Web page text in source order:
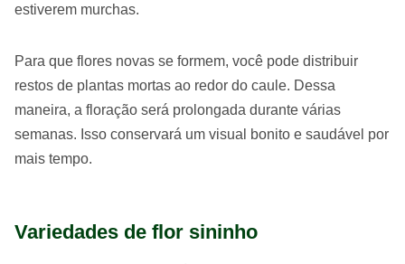
estiverem murchas.
Para que flores novas se formem, você pode distribuir
restos de plantas mortas ao redor do caule. Dessa
maneira, a floração será prolongada durante várias
semanas. Isso conservará um visual bonito e saudável por
mais tempo.
Variedades de flor sininho